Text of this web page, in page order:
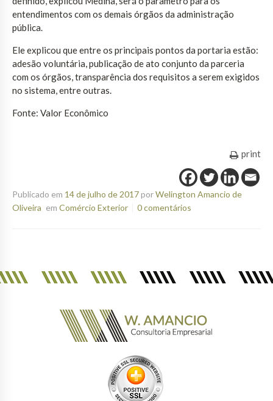
entendimentos com os demais órgãos da administração
pública.
Ele explicou que entre os principais pontos da portaria estão:
adesão voluntária, publicação de ato conjunto da parceria
com os órgãos, transparência dos requisitos a serem exigidos
no sistema, entre outras.
Fonte: Valor Econômico
print
Publicado em 14 de julho de 2017porWelington Amancio de
Oliveira em Comércio Exterior 0 comentários